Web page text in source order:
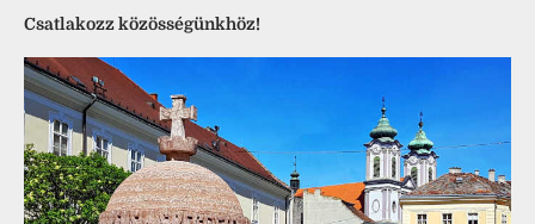
Csatlakozz közösségünkhöz!